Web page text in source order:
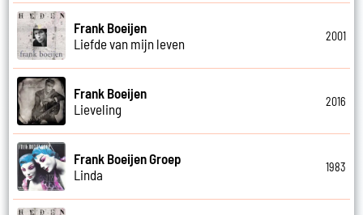
Frank Boeijen
Liefde van mijn leven
2001
Frank Boeijen
Lieveling
2016
Frank Boeijen Groep
Linda
1983